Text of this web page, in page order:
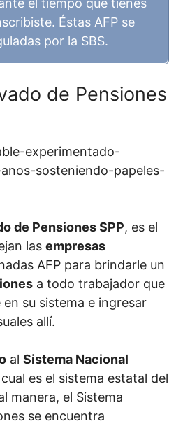
el tiempo que tienes
Éstas AFP se
por la SBS.
de Pensiones
de Pensiones SPP, es el
las empresas
AFP para brindarle un
a todo trabajador que
su sistema e ingresar
allí.
al Sistema Nacional
cual es el sistema estatal del
manera, el Sistema
se encuentra